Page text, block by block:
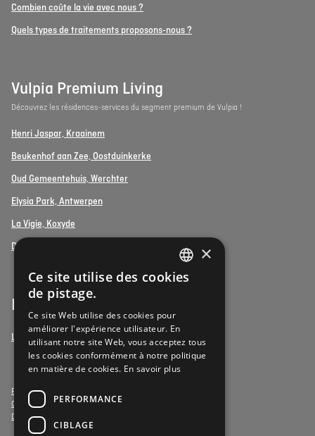
Combien coûte la vie avec nous ?
Quels types de traitements proposons-nous ?
Vulpia Premium Living
Découvrez les résidences-services du segment premium de Vulpia !
Henri Jaspar, Kraainem
Beukenhof aan Zee, Oostduinkerke
Oud Gemeentehuis, Werchter
Elysia Park, Antwerpen
La Vigie, Koxyde
Duinenzee, La Panne
Bénévoles
Le bénévolat chez Vulpia
Privacy- & Cookies
Conditions générales
Déclaration d'accessibilité
DUTCH
×
Ce site utilise des cookies
de pistage.
Ce site Web utilise des cookies pour
améliorer l'expérience utilisateur. En
utilisant notre site Web, vous acceptez tous
les cookies conformément à notre politique
en matière de cookies. En savoir plus
PERFORMANCE
CIBLAGE